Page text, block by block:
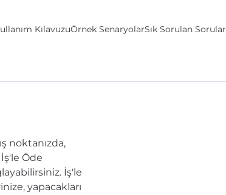
KılavuzuÖrnek SenaryolarSık Sorulan Sorular
noktanızda,
Öde
İş'le
yapacakları